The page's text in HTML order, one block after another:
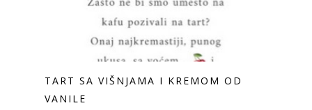
TART SA VIŠNJAMA I KREMOM OD
VANILE